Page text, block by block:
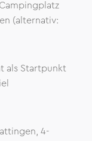
(alternativ:
als Startpunkt
4-